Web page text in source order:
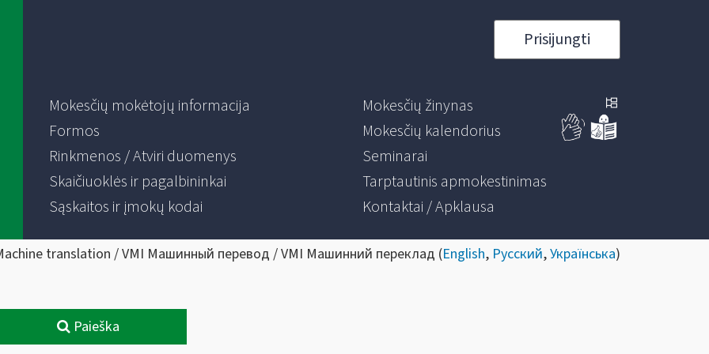
Prisijungti
Mokesčių mokėtojų informacija
Formos
Rinkmenos / Atviri duomenys
Skaičiuoklės ir pagalbininkai
Sąskaitos ir įmokų kodai
Mokesčių žinynas
Mokesčių kalendorius
Seminarai
Tarptautinis apmokestinimas
Kontaktai / Apklausa
translation / VMI Машинный перевод / VMI Машинний переклад (English, Русский,Українська)
Paieška